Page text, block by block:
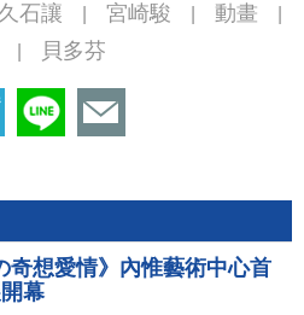
久石讓 宮崎駿 動畫
貝多芬
奇想愛情》內惟藝術中心首
幕